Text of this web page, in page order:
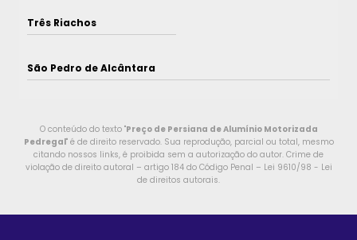
Três Riachos
São Pedro de Alcântara
O conteúdo do texto "Preço de Persiana de Alumínio Motorizada
Pedregal" é de direito reservado. Sua reprodução, parcial ou total, mesmo
citando nossos links, é proibida sem a autorização do autor. Crime de
violação de direito autoral – artigo 184 do Código Penal – Lei 9610/98 - Lei
de direitos autorais.